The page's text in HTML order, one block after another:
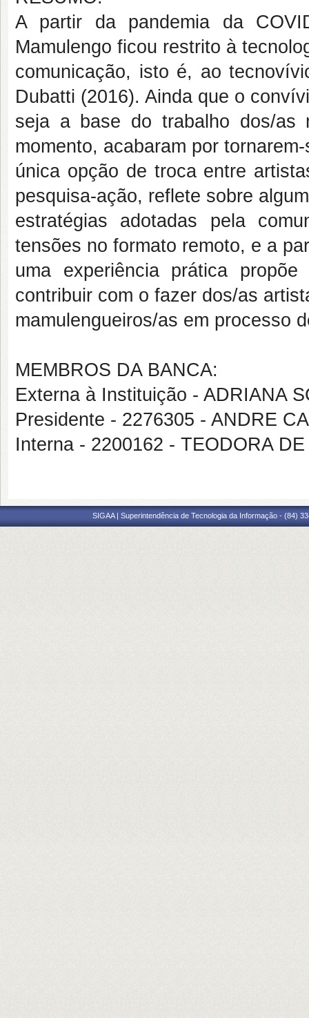
A partir da pandemia da
Mamulengo ficou restrito à
comunicação, isto é, ao
Dubatti (2016). Ainda que o
seja a base do trabalho dos/as
momento, acabaram por
única opção de troca entre
pesquisa-ação, reflete sobre
estratégias adotadas pela
tensões no formato remoto, e a
uma experiência prática
contribuir com o fazer dos/as
mamulengueiros/as em processo
MEMBROS DA BANCA:
Externa à Instituição - ADRIANA
Presidente - 2276305 - ANDRE
Interna - 2200162 - TEODORA
SIGAA | Superintendência de Tecnologia da Informação - (84)